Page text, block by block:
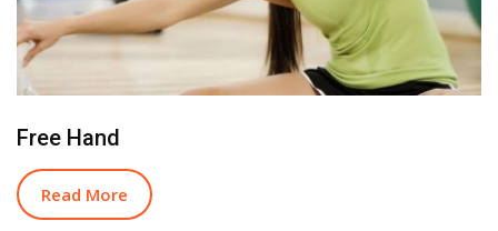
Free Hand
Read More